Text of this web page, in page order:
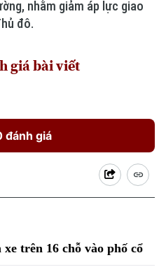
nhằm giảm áp lực giao
đô.
giá bài viết
đánh giá
trên 16 chỗ vào phố cổ